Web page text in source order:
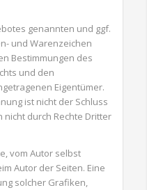
genannten und ggf.
und Warenzeichen
Bestimmungen des
und den
Eigentümer.
ist nicht der Schluss
durch Rechte Dritter
vom Autor selbst
Autor der Seiten. Eine
solcher Grafiken,